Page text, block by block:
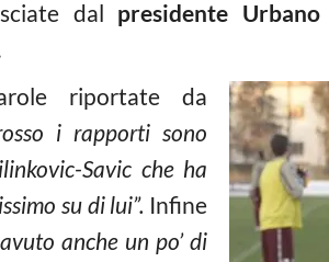
dal presidente
riportate da
i rapporti sono
Savic che ha
su di lui”. Infine
anche un po’ di